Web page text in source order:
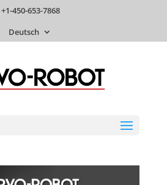
+1-450-653-7868
Deutsch